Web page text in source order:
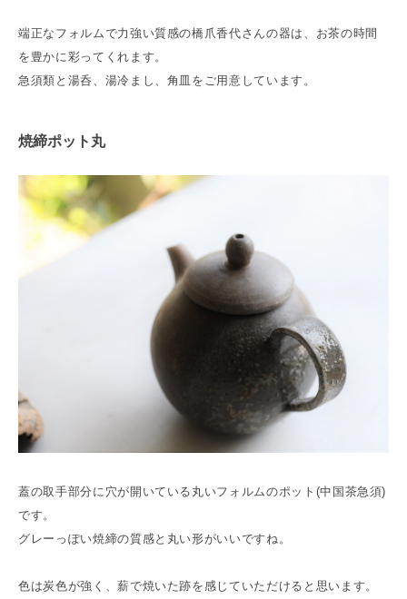
端正なフォルムで力強い質感の橋爪香代さんの器は、お茶の時間
を豊かに彩ってくれます。
急須類と湯呑、湯冷まし、角皿をご用意しています。
焼締ポット丸
蓋の取手部分に穴が開いている丸いフォルムのポット(中国茶急須)
です。
グレーっぽい焼締の質感と丸い形がいいですね。
色は炭色が強く、薪で焼いた跡を感じていただけると思います。